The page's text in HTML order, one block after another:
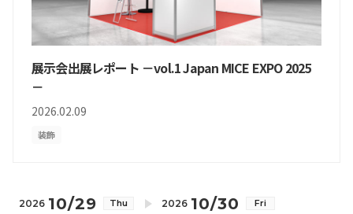
展示会出展レポート －vol.1 Japan MICE EXPO 2025
－
2026.02.09
装飾
2026 10/29 Thu 2026 10/30 Fri